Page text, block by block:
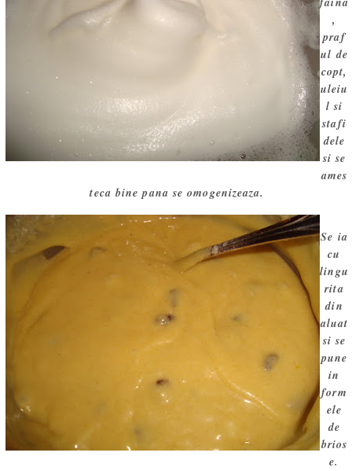
,
praf
ul de
copt,
uleiu
l si
stafi
dele
si se
ames
teca bine pana se omogenizeaza.
Se ia
cu
lingu
rita
din
aluat
si se
pune
in
form
ele
de
brios
e.